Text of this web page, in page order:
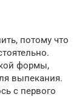
потому что
формы,
выпекания.
с первого